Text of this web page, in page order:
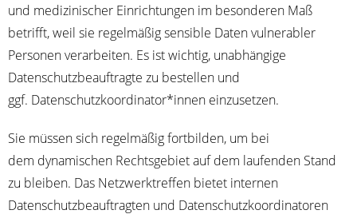
und medi­zi­ni­scher Ein­rich­tun­gen im beson­de­ren Maß
betrifft, weil sie regel­mä­ßig sen­si­ble Daten vul­nerabler
Per­so­nen ver­ar­bei­ten. Es ist wich­tig, unab­hän­gi­ge
Daten­schutz­be­auf­trag­te zu bestel­len und
ggf. Datenschutzkoordinator*innen einzusetzen.
Sie müs­sen sich regel­mä­ßig fort­bil­den, um bei
dem dyna­mi­schen Rechts­ge­biet auf dem lau­fen­den Stand
zu blei­ben. Das Netz­werktref­fen bie­tet inter­nen
Daten­schutz­be­auf­trag­ten und Daten­schutz­ko­or­di­na­to­ren